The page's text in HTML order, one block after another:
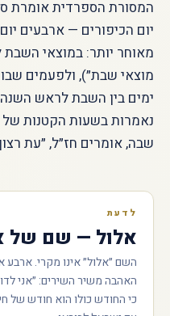
המסורת הספרדית אומרת
יום הכיפורים — ארבעים
מאוחר יותר: במוצאי
מוצאי שבת״), ולפעמים
ימים בין השבת לראש
נאמרות בשעות הקטנות
שבה, אומרים חז״ל, ״עת
לדעת
אלול — שם של
השם ״אלול״ אינו מקרי. ארבע
האהבה משיר השירים: ״אני
כי החודש כולו הוא חודש של